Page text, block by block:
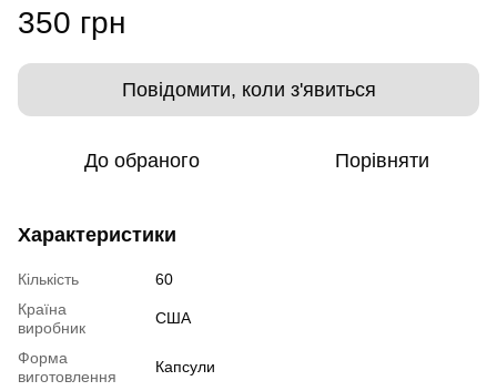
350 грн
Повідомити, коли з'явиться
До обраного Порівняти
Характеристики
Кількість
60
Країна
виробник
США
Форма
виготовлення
Капсули